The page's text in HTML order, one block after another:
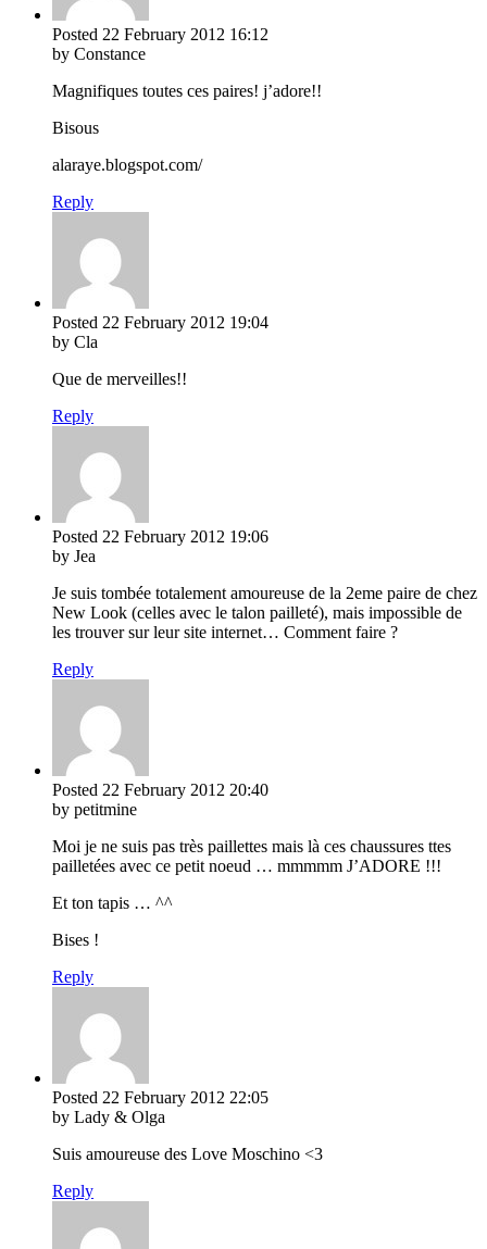
Posted 22 February 2012 16:12
by Constance
Magnifiques toutes ces paires! j’adore!!
Bisous
alaraye.blogspot.com/
Reply
Posted 22 February 2012 19:04
by Cla
Que de merveilles!!
Reply
Posted 22 February 2012 19:06
by Jea
Je suis tombée totalement amoureuse de la 2eme paire de chez
New Look (celles avec le talon pailleté), mais impossible de
les trouver sur leur site internet… Comment faire ?
Reply
Posted 22 February 2012 20:40
by petitmine
Moi je ne suis pas très paillettes mais là ces chaussures ttes
pailletées avec ce petit noeud … mmmmm J’ADORE !!!
Et ton tapis … ^^
Bises !
Reply
Posted 22 February 2012 22:05
by Lady & Olga
Suis amoureuse des Love Moschino <3
Reply